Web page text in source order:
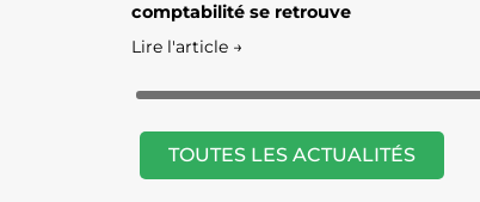
comptabilité se retrouve
Lire l'article →
TOUTES LES ACTUALITÉS